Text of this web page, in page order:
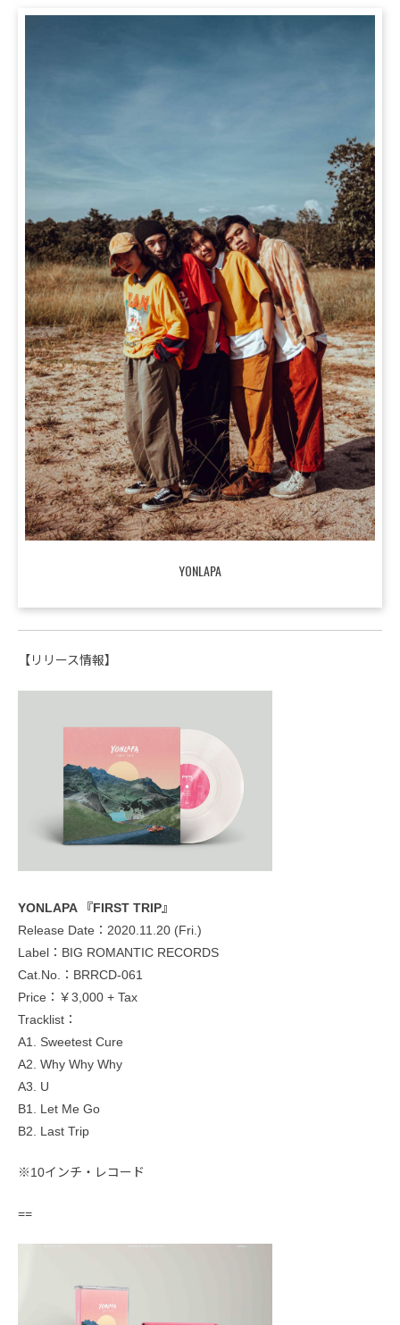
YONLAPA
【リリース情報】
YONLAPA 『FIRST TRIP』
Release Date：2020.11.20 (Fri.)
Label：BIG ROMANTIC RECORDS
Cat.No.：BRRCD-061
Price：￥3,000 + Tax
Tracklist：
A1. Sweetest Cure
A2. Why Why Why
A3. U
B1. Let Me Go
B2. Last Trip
※10インチ・レコード
==